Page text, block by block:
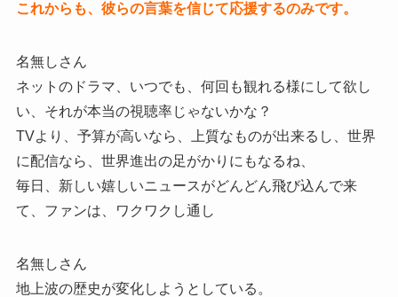
これからも、彼らの言葉を信じて応援するのみです。
名無しさん
ネットのドラマ、いつでも、何回も観れる様にして欲し
い、それが本当の視聴率じゃないかな？
TVより、予算が高いなら、上質なものが出来るし、世界
に配信なら、世界進出の足がかりにもなるね、
毎日、新しい嬉しいニュースがどんどん飛び込んで来
て、ファンは、ワクワクし通し
名無しさん
地上波の歴史が変化しようとしている。